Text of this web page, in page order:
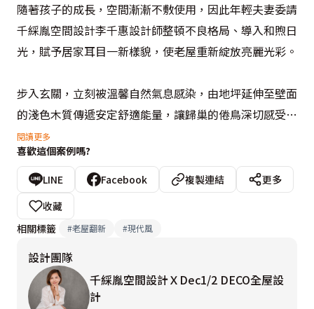
隨著孩子的成長，空間漸漸不敷使用，因此年輕夫妻委請
千綵胤空間設計李千惠設計師整頓不良格局、導入和煦日
光，賦予居家耳目一新樣貌，使老屋重新綻放亮麗光彩。
步入玄關，立刻被溫馨自然氣息感染，由地坪延伸至壁面
的淺色木質傳遞安定舒適能量，讓歸巢的倦鳥深切感受窩
心歸屬感，被溫暖輕柔包圍。而三種色彩組合而成的收納
鞋櫃，則呈現豐富多變層次，化作美麗的空間端景。轉入
公共領域，李千惠設計師拆除廚房及客廳隔牆，創造開闊
明朗的自在場域，並揉入繽紛色彩及幾何線條，形塑俐落
時尚的現代感。立面雖植入充足收納機能，但由於呈現方
可旋轉的輕薄電視櫃，使家人在公共領域的任何位置，都
能輕鬆娛樂，享受休閒愜意時光。開放流暢的整體空間配
置，拉近家人間的距離，描繪美好和諧的溫馨家庭情景。
閱讀更多
喜歡這個案例嗎?
LINE Facebook 複製連結
更多
收藏
相關標籤
#老屋翻新 #現代風
設計團隊
千綵胤空間設計ＸDec1/2 DECO全屋設
計